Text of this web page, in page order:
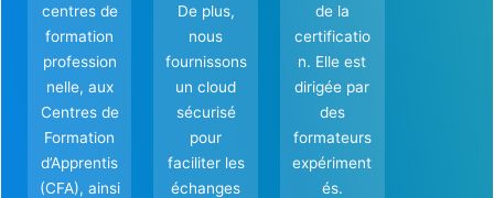
centres de
formation
profession
nelle, aux
Centres de
Formation
d’Apprentis
(CFA), ainsi
De plus,
nous
fournissons
un cloud
sécurisé
pour
faciliter les
échanges
de la
certificatio
n. Elle est
dirigée par
des
formateurs
expériment
és.